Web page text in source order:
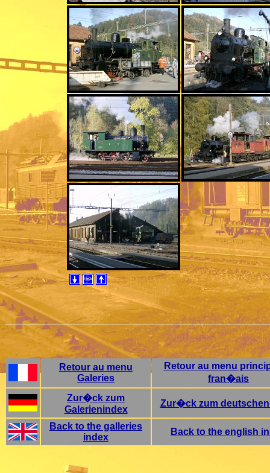
Retour au menu
Galeries
Retour au menu
fran�ais
Zur�ck zum
Galerienindex
Zur�ck zum
Back to the galleries
index
Back to the english